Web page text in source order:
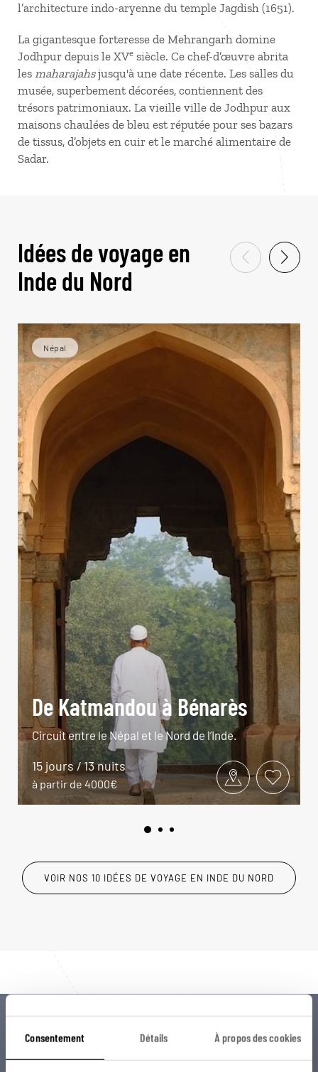
Consentement Détails À propos des cookies
l’architecture indo-aryenne du temple Jagdish (1651).
La gigantesque forteresse de Mehrangarh domine
Jodhpur depuis le XVe siècle. Ce chef-d’œuvre abrita
les maharajahsjusqu'à une date récente. Les salles du
musée, superbement décorées, contiennent des
trésors patrimoniaux. La vieille ville de Jodhpur aux
maisons chaulées de bleu est réputée pour ses bazars
de tissus, d’objets en cuir et le marché alimentaire de
Sadar.
Idées de voyage en
Inde du Nord
Népal
De Katmandou à Bénarès
Circuit entre le Népal et le Nord de l’Inde.
15 jours / 13 nuits
à partir de 4000€
VOIR NOS 10 IDÉES DE VOYAGE EN INDE DU NORD
Luciole,
l'appli qui vous guide en Inde du